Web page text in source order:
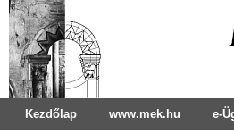
Kezdőlap www.mek.hu e-